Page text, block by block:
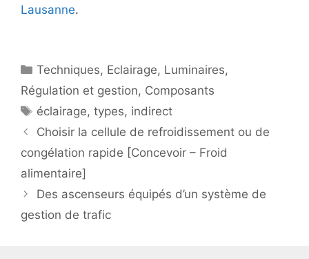
Lausanne.
Catégories
Techniques, Eclairage, Luminaires,
Régulation et gestion, Composants
Étiquettes
éclairage,types, indirect
Choisir la cellule de refroidissement ou de
congélation rapide [Concevoir – Froid
alimentaire]
Des ascenseurs équipés d’un système de
gestion de trafic